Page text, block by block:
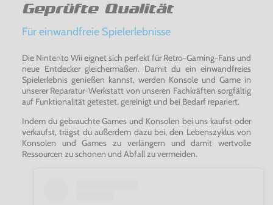
Geprüfte Qualität
Für einwandfreie Spielerlebnisse
Die Nintento Wii eignet sich perfekt für Retro-Gaming-Fans und
neue Entdecker gleichermaßen. Damit du ein einwandfreies
Spielerlebnis genießen kannst, werden Konsole und Game in
unserer Reparatur-Werkstatt von unseren Fachkräften sorgfältig
auf Funktionalität getestet, gereinigt und bei Bedarf repariert.
Indem du gebrauchte Games und Konsolen bei uns kaufst oder
verkaufst, trägst du außerdem dazu bei, den Lebenszyklus von
Konsolen und Games zu verlängern und damit wertvolle
Ressourcen zu schonen und Abfall zu vermeiden.